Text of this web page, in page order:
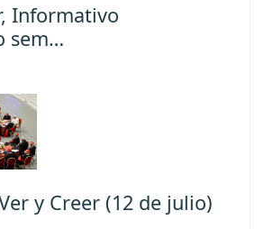
Informativo
sem…
y Creer (12 de julio)